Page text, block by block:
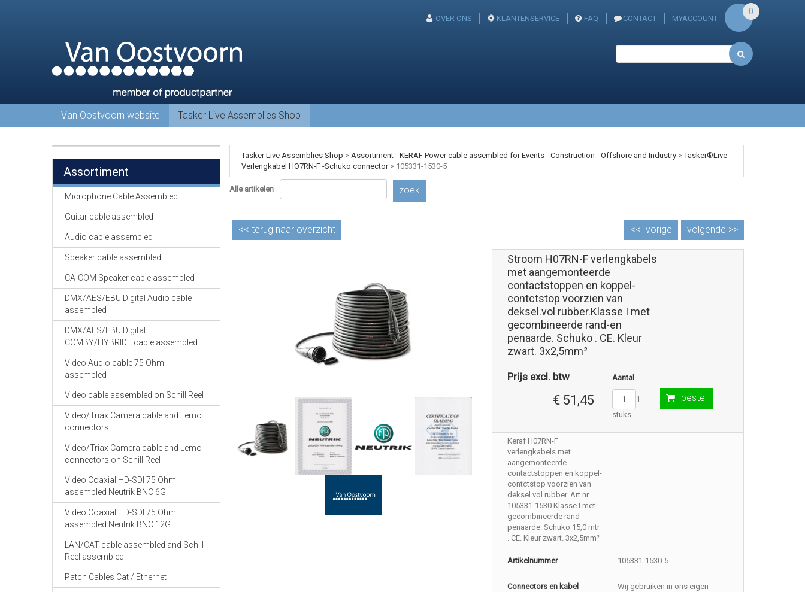
OVER ONS KLANTENSERVICE FAQ CONTACT MYACCOUNT
0
Van Oostvoorn website Tasker Live Assemblies Shop
Assortiment
Microphone Cable Assembled
Guitar cable assembled
Audio cable assembled
Speaker cable assembled
CA-COM Speaker cable assembled
DMX/AES/EBU Digital Audio cable
assembled
DMX/AES/EBU Digital
COMBY/HYBRIDE cable assembled
Video Audio cable 75 Ohm
assembled
Video cable assembled on Schill Reel
Video/Triax Camera cable and Lemo
connectors
Video/Triax Camera cable and Lemo
connectors on Schill Reel
Video Coaxial HD-SDI 75 Ohm
assembled Neutrik BNC 6G
Video Coaxial HD-SDI 75 Ohm
assembled Neutrik BNC 12G
LAN/CAT cable assembled and Schill
Reel assembled
Patch Cables Cat / Ethernet
Tasker Live Assemblies Shop > Assortiment - KERAF Power cable assembled for Events - Construction - Offshore and Industry>Tasker®Live
Verlengkabel HO7RN-F -Schuko connector> 105331-1530-5
Alle artikelen zoek
<< terug naar overzicht volgende >>
<< vorige
Stroom H07RN-F verlengkabels
met aangemonteerde
contactstoppen en koppel-
contctstop voorzien van
deksel.vol rubber.Klasse I met
gecombineerde rand-en
penaarde. Schuko . CE. Kleur
zwart. 3x2,5mm²
Prijs excl. btw
€ 51,45
Aantal
1
stuks
bestel
Keraf H07RN-F
verlengkabels met
aangemonteerde
contactstoppen en koppel-
contctstop voorzien van
deksel.vol rubber. Art nr
105331-1530.Klasse I met
gecombineerde rand-
penaarde. Schuko 15,0 mtr
. CE. Kleur zwart. 3x2,5mm²
Artikelnummer 105331-1530-5
Connectors en kabel
Wij gebruiken in ons eigen